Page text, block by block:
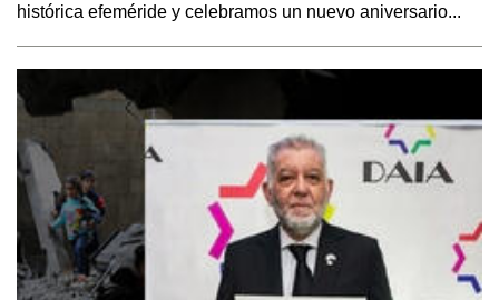
histórica efeméride y celebramos un nuevo aniversario...